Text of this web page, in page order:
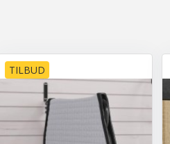
TILBUD